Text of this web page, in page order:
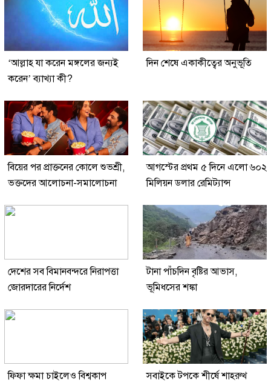
‘আল্লাহ যা করেন মঙ্গলের জন্যই
করেন’ ব্যাখ্যা কী?
দিন শেষে একাকীত্বের অনুভূতি
বিয়ের পর প্রাক্তনের কোলে শুভশ্রী,
ভক্তদের আলোচনা-সমালোচনা
আগস্টের প্রথম ৫ দিনে এলো ৬০২
মিলিয়ন ডলার রেমিট্যান্স
দেশের সব বিমানবন্দরে নিরাপত্তা
জোরদারের নির্দেশ
টানা পাঁচদিন বৃষ্টির আভাস,
ভূমিধসের শঙ্কা
ফিফা ক্ষমা চাইলেও বিশ্বকাপ
সবাইকে টপকে শীর্ষে শাহরুখ